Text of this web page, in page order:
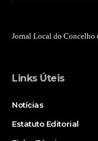
Jornal Local do Concelho
Links Úteis
Notícias
Estatuto Editorial